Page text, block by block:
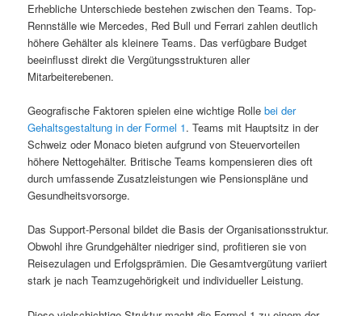
Erhebliche Unterschiede bestehen zwischen den Teams. Top-
Rennställe wie Mercedes, Red Bull und Ferrari zahlen deutlich
höhere Gehälter als kleinere Teams. Das verfügbare Budget
beeinflusst direkt die Vergütungsstrukturen aller
Mitarbeiterebenen.
Geografische Faktoren spielen eine wichtige Rollebei der
Gehaltsgestaltung in der Formel 1. Teams mit Hauptsitz in der
Schweiz oder Monaco bieten aufgrund von Steuervorteilen
höhere Nettogehälter. Britische Teams kompensieren dies oft
durch umfassende Zusatzleistungen wie Pensionspläne und
Gesundheitsvorsorge.
Das Support-Personal bildet die Basis der Organisationsstruktur.
Obwohl ihre Grundgehälter niedriger sind, profitieren sie von
Reisezulagen und Erfolgsprämien. Die Gesamtvergütung variiert
stark je nach Teamzugehörigkeit und individueller Leistung.